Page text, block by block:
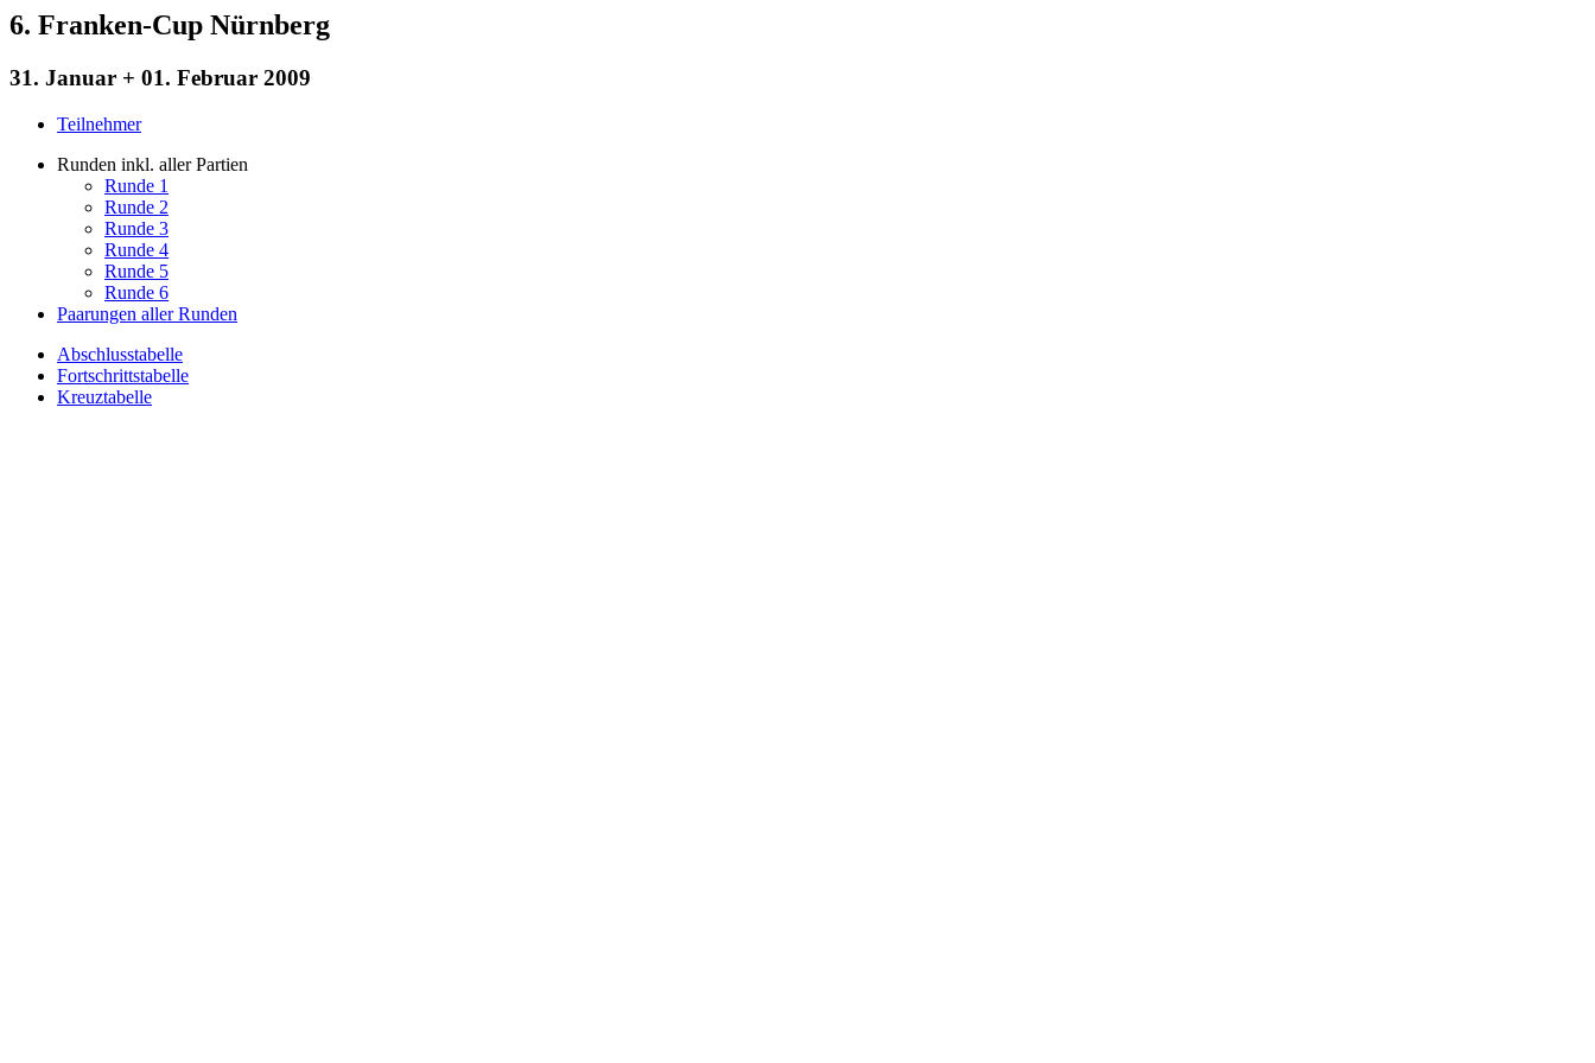
6. Franken-Cup Nürnberg
31. Januar + 01. Februar 2009
Teilnehmer
Runden inkl. aller Partien
Runde 1
Runde 2
Runde 3
Runde 4
Runde 5
Runde 6
Paarungen aller Runden
Abschlusstabelle
Fortschrittstabelle
Kreuztabelle